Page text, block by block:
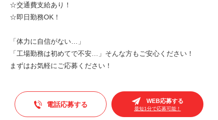
☆交通費支給あり！
☆即日勤務OK！
「体力に自信がない…」
「工場勤務は初めてで不安…」そんな方もご安心ください！
まずはお気軽にご応募ください！
電話応募する WEB応募する
最短1分で応募可能！